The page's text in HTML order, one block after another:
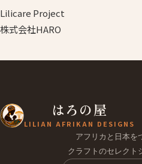
Lilicare Project
株式会社HARO
はろの屋
LILIAN AFRIKAN DESIGNS
アフリカと日本を
クラフトのセレクト